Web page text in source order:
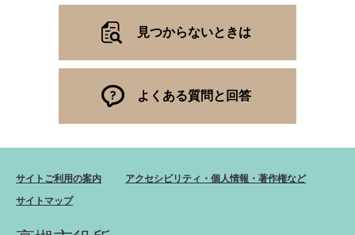
見つからないときは
よくある質問と回答
サイトご利用の案内
アクセシビリティ・個人情報・著作権など
サイトマップ